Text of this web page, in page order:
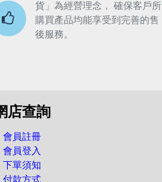
貨」為經營理念， 確保客戶所
購買產品均能享受到完善的售
後服務。
店查詢
會員註冊
會員登入
下單須知